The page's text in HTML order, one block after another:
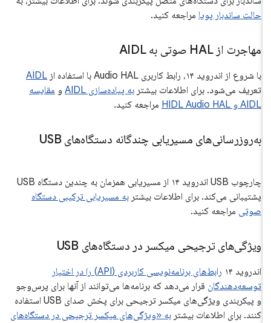
حالت ساندبار پویامراجعه کنید.
مهاجرت از HAL صوتی به AIDL
با شروع از اندروید ۱۴، رابط کاربری Audio HAL با استفاده از
AIDL
تعریف می‌شود. برای اطلاعات بیشتربه پیاده‌سازی AIDL و مقایسه
AIDL و HIDL Audio HAL
مراجعه کنید.
به‌روزرسانی‌های مسیریابی چندگانه دستگاه‌های USB
چارچوب USB اندروید ۱۴ از مسیریابی همزمان به چندین دستگاه USB
پشتیبانی می‌کند. برای اطلاعات بیشتربه مسیریابی ترکیبی دستگاه
صوتیمراجعه کنید.
ویژگی‌های ترجیحی میکسر در دستگاه‌های USB
اندروید ۱۴
رابط‌های برنامه‌نویسی کاربردی (API) را در اختیار
توسعه‌دهندگانقرار می‌دهد که برنامه‌ها می‌توانند از آنها برای پرس‌وجو
و پیکربندی ویژگی‌های میکسر ترجیحی برای پخش صدای USB استفاده
کنند. برای اطلاعات بیشتربه «ویژگی‌های میکسر ترجیحی در دستگاه‌های